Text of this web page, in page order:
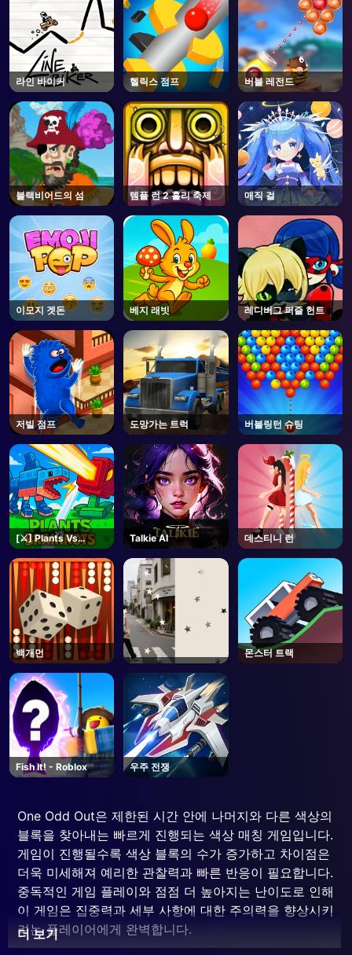
라인 바이커 헬릭스 점프 버블 레전드
블랙비어드의 섬 템플 런 2 홀리 축제 매직 걸
이모지 겟돈 베지 래빗 레디버그 퍼즐 헌트
저빌 점프 도망가는 트럭 버블링턴 슈팅
[⚔️] Plants Vs
Brainrots- Roblox
Talkie AI 데스티니 런
백개먼 몬스터 트랙
Fish It! - Roblox 우주 전쟁
One Odd Out은 제한된 시간 안에 나머지와 다른 색상의
블록을 찾아내는 빠르게 진행되는 색상 매칭 게임입니다.
게임이 진행될수록 색상 블록의 수가 증가하고 차이점은
더욱 미세해져 예리한 관찰력과 빠른 반응이 필요합니다.
중독적인 게임 플레이와 점점 더 높아지는 난이도로 인해
이 게임은 집중력과 세부 사항에 대한 주의력을 향상시키
려는 플레이어에게 완벽합니다.
더 보기